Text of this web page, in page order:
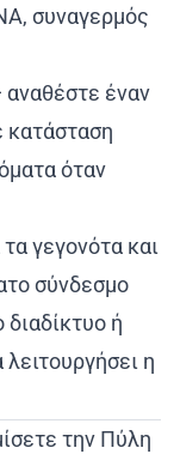
συναγερμός
έναν
κατάσταση
όταν
γεγονότα και
σύνδεσμο
διαδίκτυο ή
η
την Πύλη